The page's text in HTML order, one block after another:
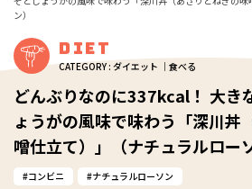
ン）
Diet
CATEGORY : ダイエット ｜食べる
どんぶりなのに337kcal！ 大き
ょうがの風味で味わう「深川丼
噌仕立て）」（ナチュラルロー
コンビニ ナチュラルローソン